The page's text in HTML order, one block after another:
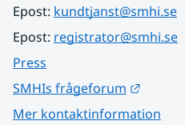
Epost: kundtjanst@smhi.se
Epost: registrator@smhi.se
Press
SMHIs frågeforum
Mer kontaktinformation